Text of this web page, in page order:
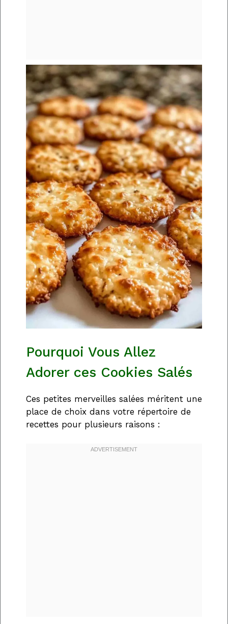
Pourquoi Vous Allez
Adorer ces Cookies Salés
Ces petites merveilles salées méritent une
place de choix dans votre répertoire de
recettes pour plusieurs raisons :